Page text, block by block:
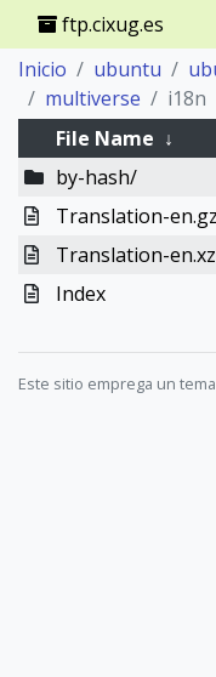
ftp.cixug.es
Inicio
ubuntu
multiverse
i18n
File Name ↓
by-hash/
Translation-en.gz
Translation-en.xz
Index
Este sitio emprega un